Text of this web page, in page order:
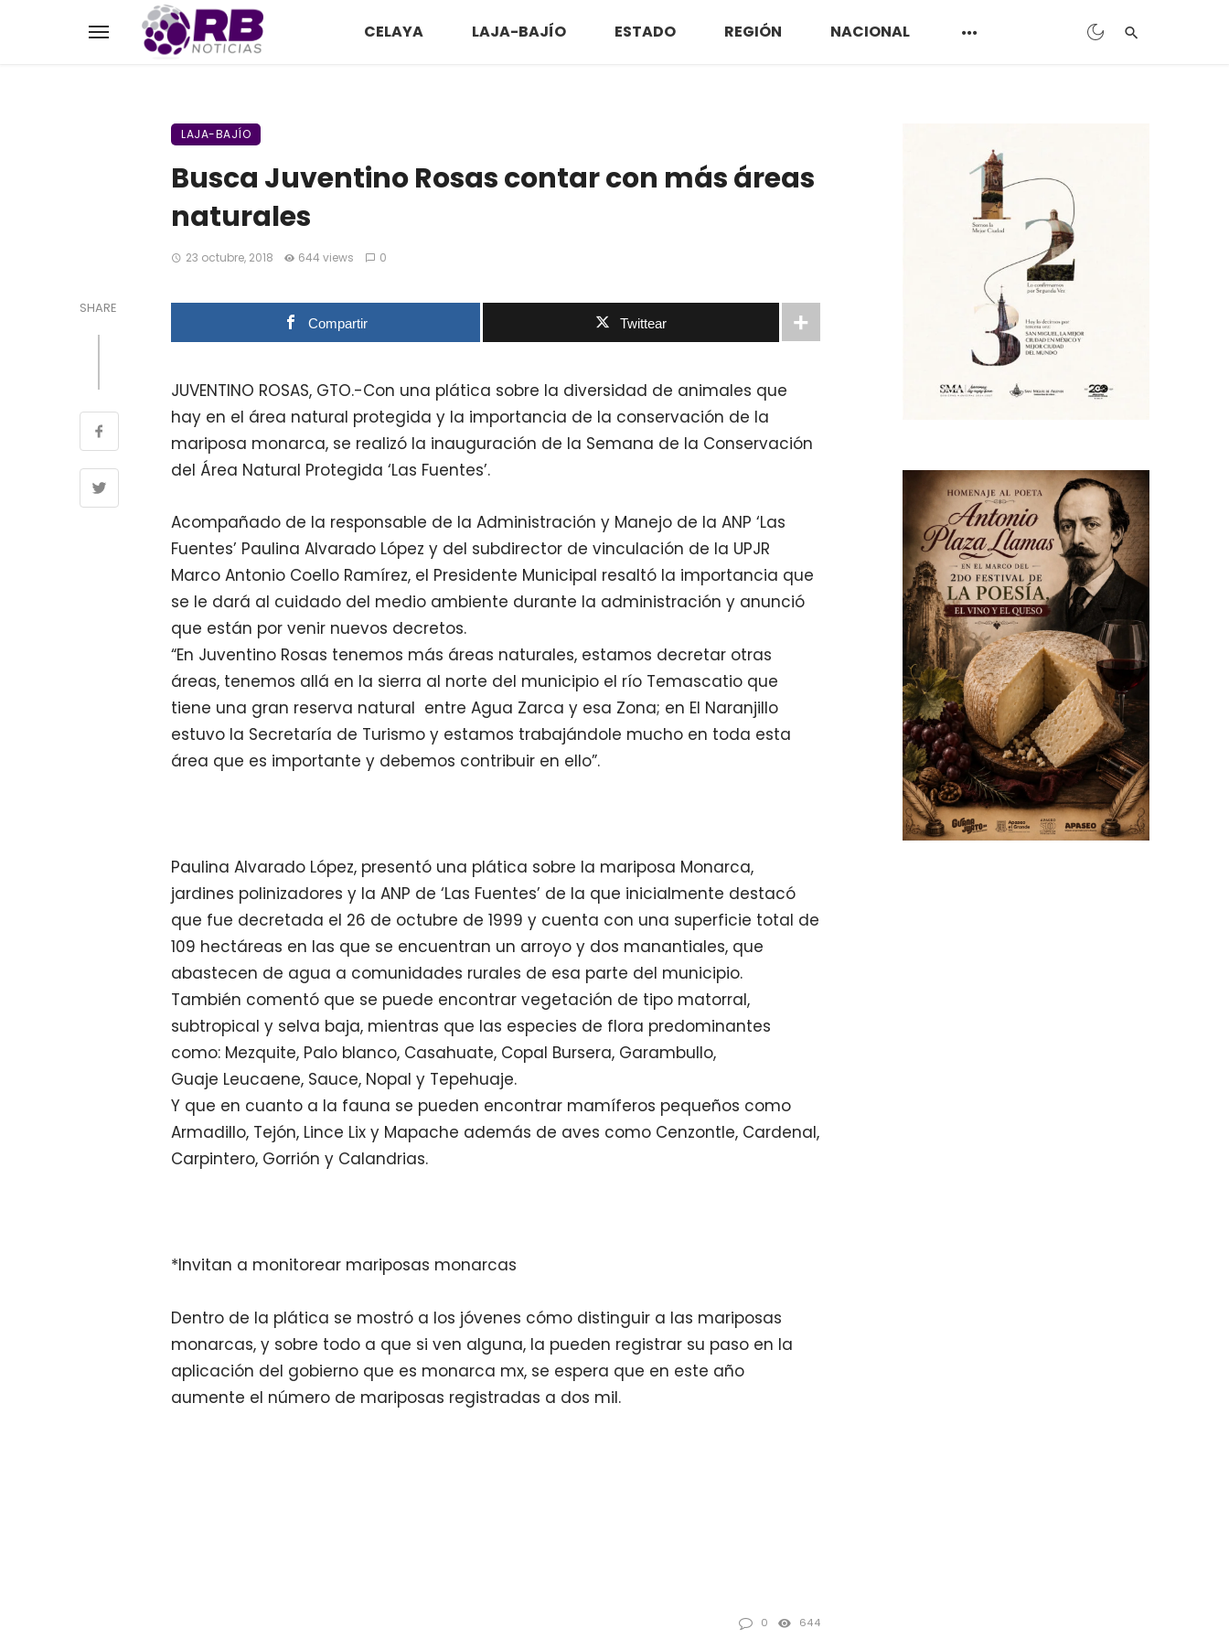
CELAYA LAJA-BAJÍO ESTADO REGIÓN NACIONAL
LAJA-BAJÍO
Busca Juventino Rosas contar con más áreas
naturales
23 octubre, 2018 644 views 0
SHARE
Compartir Twittear
JUVENTINO ROSAS, GTO.-Con una plática sobre la diversidad de animales que
hay en el área natural protegida y la importancia de la conservación de la
mariposa monarca, se realizó la inauguración de la Semana de la Conservación
del Área Natural Protegida ‘Las Fuentes’.
Acompañado de la responsable de la Administración y Manejo de la ANP ‘Las
Fuentes’ Paulina Alvarado López y del subdirector de vinculación de la UPJR
Marco Antonio Coello Ramírez, el Presidente Municipal resaltó la importancia que
se le dará al cuidado del medio ambiente durante la administración y anunció
que están por venir nuevos decretos.
“En Juventino Rosas tenemos más áreas naturales, estamos decretar otras
áreas, tenemos allá en la sierra al norte del municipio el río Temascatio que
tiene una gran reserva natural entre Agua Zarca y esa Zona; en El Naranjillo
estuvo la Secretaría de Turismo y estamos trabajándole mucho en toda esta
área que es importante y debemos contribuir en ello”.
Paulina Alvarado López, presentó una plática sobre la mariposa Monarca,
jardines polinizadores y la ANP de ‘Las Fuentes’ de la que inicialmente destacó
que fue decretada el 26 de octubre de 1999 y cuenta con una superficie total de
109 hectáreas en las que se encuentran un arroyo y dos manantiales, que
abastecen de agua a comunidades rurales de esa parte del municipio.
También comentó que se puede encontrar vegetación de tipo matorral,
subtropical y selva baja, mientras que las especies de flora predominantes
como: Mezquite, Palo blanco, Casahuate, Copal Bursera, Garambullo,
Guaje Leucaene, Sauce, Nopal y Tepehuaje.
Y que en cuanto a la fauna se pueden encontrar mamíferos pequeños como
Armadillo, Tejón, Lince Lix y Mapache además de aves como Cenzontle, Cardenal,
Carpintero, Gorrión y Calandrias.
*Invitan a monitorear mariposas monarcas
Dentro de la plática se mostró a los jóvenes cómo distinguir a las mariposas
monarcas, y sobre todo a que si ven alguna, la pueden registrar su paso en la
aplicación del gobierno que es monarca mx, se espera que en este año
aumente el número de mariposas registradas a dos mil.
0 644